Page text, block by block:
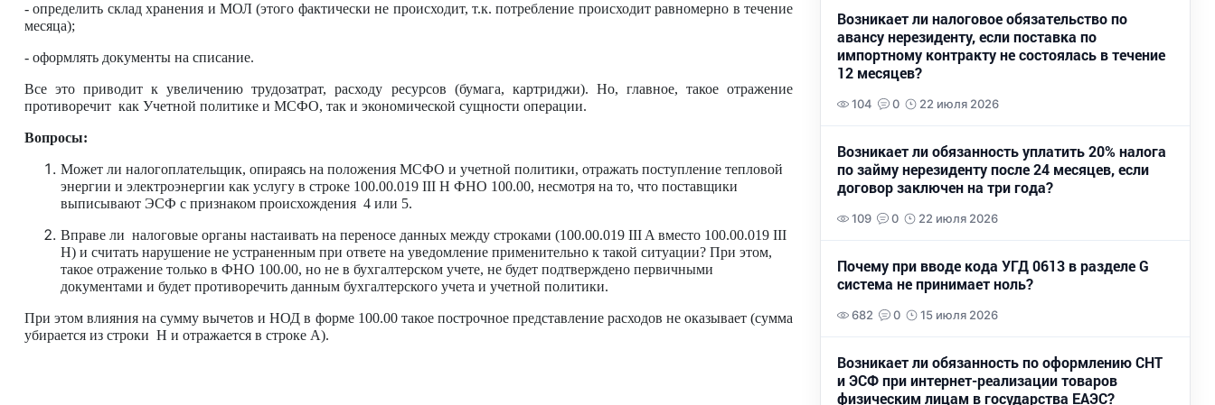
- определить склад хранения и МОЛ (этого фактически не происходит, т.к. потребление происходит равномерно в течение
месяца);
- оформлять документы на списание.
Все это приводит к увеличению трудозатрат, расходу ресурсов (бумага, картриджи). Но, главное, такое отражение
противоречит как Учетной политике и МСФО, так и экономической сущности операции.
Вопросы:
Может ли налогоплательщик, опираясь на положения МСФО и учетной политики, отражать поступление тепловой
энергии и электроэнергии как услугу в строке 100.00.019 III H ФНО 100.00, несмотря на то, что поставщики
выписывают ЭСФ с признаком происхождения 4 или 5.
Вправе ли налоговые органы настаивать на переносе данных между строками (100.00.019 III A вместо 100.00.019 III
H) и считать нарушение не устраненным при ответе на уведомление применительно к такой ситуации? При этом,
такое отражение только в ФНО 100.00, но не в бухгалтерском учете, не будет подтверждено первичными
документами и будет противоречить данным бухгалтерского учета и учетной политики.
При этом влияния на сумму вычетов и НОД в форме 100.00 такое построчное представление расходов не оказывает (сумма
убирается из строки Н и отражается в строке А).
Возникает ли налоговое обязательство по
авансу нерезиденту, если поставка по
импортному контракту не состоялась в течение
12 месяцев?
104 0 22 июля 2026
Возникает ли обязанность уплатить 20% налога
по займу нерезиденту после 24 месяцев, если
договор заключен на три года?
109 0 22 июля 2026
Почему при вводе кода УГД 0613 в разделе G
система не принимает ноль?
682 0 15 июля 2026
Возникает ли обязанность по оформлению СНТ
и ЭСФ при интернет-реализации товаров
физическим лицам в государства ЕАЭС?